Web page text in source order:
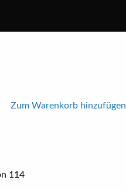
Zum Warenkorb hinzufügen
114